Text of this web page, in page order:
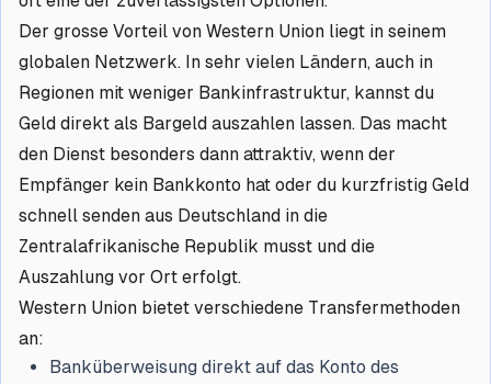
Der grosse Vorteil von Western Union liegt in seinem
globalen Netzwerk. In sehr vielen Ländern, auch in
Regionen mit weniger Bankinfrastruktur, kannst du
Geld direkt als Bargeld auszahlen lassen. Das macht
den Dienst besonders dann attraktiv, wenn der
Empfänger kein Bankkonto hat oder du kurzfristig Geld
schnell senden aus Deutschland in die
Zentralafrikanische Republik musst und die
Auszahlung vor Ort erfolgt.
Western Union bietet verschiedene Transfermethoden
an:
Banküberweisung direkt auf das Konto des